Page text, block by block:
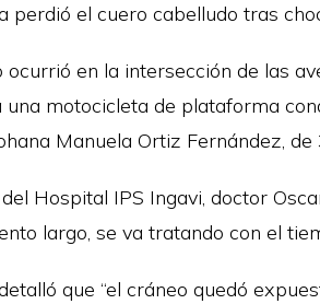
perdió el cuero cabelludo tras
ocurrió en la intersección de las
una motocicleta de plataforma
Manuela Ortiz Fernández,
Hospital IPS Ingavi, doctor
largo, se va tratando con el
que “el cráneo quedó